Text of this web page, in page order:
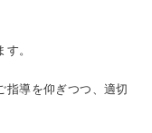
。
導を仰ぎつつ、適切